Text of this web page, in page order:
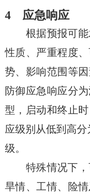
4 应急响应
根据预报可
性质、严重程度
势、影响范围等
防御应急响应分
型，启动和终止
应级别从低到高分
级。
特殊情况下
旱情、工情、险